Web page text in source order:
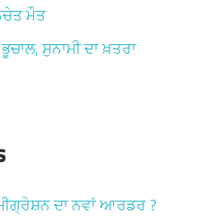
ਮੌਤ
ਸੁਨਾਮੀ ਦਾ ਖ਼ਤਰਾ
ਦਾ ਨਵਾਂ ਆਰਡਰ ?